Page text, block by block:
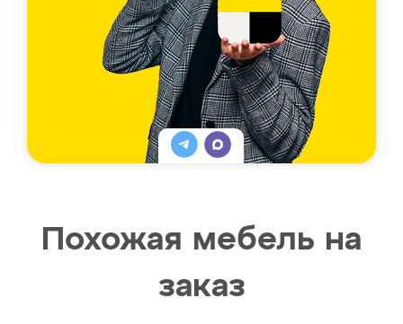
Похожая мебель на
заказ